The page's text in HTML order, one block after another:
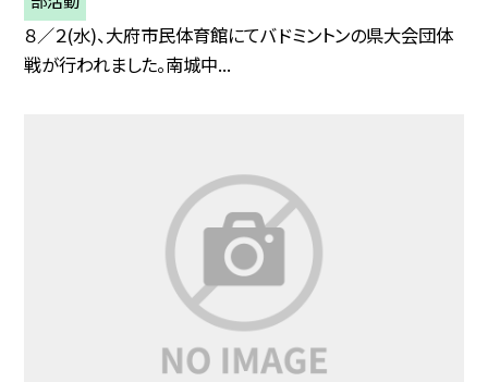
８／２(水)、大府市民体育館にてバドミントンの県大会団体
戦が行われました。南城中...